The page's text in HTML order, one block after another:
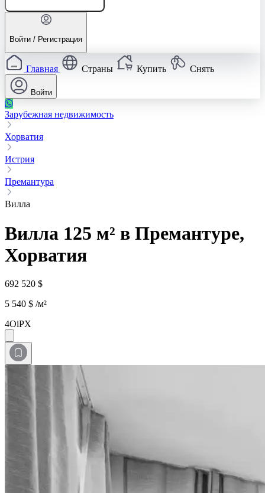
Войти / Регистрация
Главная Страны Купить Снять
Войти
Зарубежная недвижимость
Хорватия
Истрия
Премантура
Вилла
Вилла 125 м² в Премантуре,
Хорватия
692 520 $
5 540 $ /м²
4OiPX